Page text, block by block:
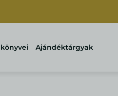
Ajándéktárgyak